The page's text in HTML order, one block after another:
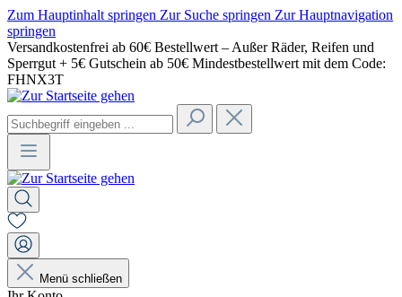
Zum Hauptinhalt springen Zur Suche springen Zur Hauptnavigation
springen
Versandkostenfrei ab 60€ Bestellwert – Außer Räder, Reifen und
Sperrgut + 5€ Gutschein ab 50€ Mindestbestellwert mit dem Code:
FHNX3T
Menü schließen